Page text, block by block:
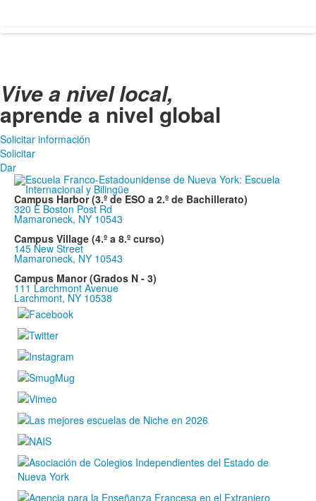
Vive a nivel local,
aprende a nivel global
Solicitar información
Solicitar
Dar
Campus Harbor (3.º de ESO a 2.º de Bachillerato)
320 E Boston Post Rd
Mamaroneck, NY 10543
Campus Village (4.º a 8.º curso)
145 New Street
Mamaroneck, NY 10543
Campus Manor (Grados N - 3)
111 Larchmont Avenue
Larchmont, NY 10538